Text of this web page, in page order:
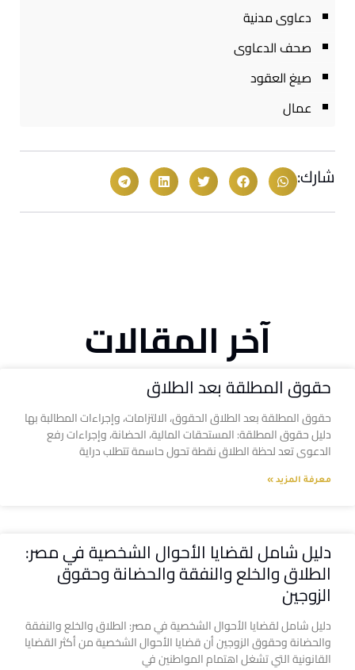
دعاوى مدنية
صحف الدعاوى
صيغ العقود
عمال
شارك:
آخر المقالات
حقوق المطلقة بعد الطلاق
حقوق المطلقة بعد الطلاق الحقوق، الالتزامات، وإجراءات المطالبة بها
دليل حقوق المطلقة: المستحقات المالية، الحضانة، وإجراءات رفع
الدعوى تعد لحظة الطلاق نقطة تحول حاسمة تتطلب دراية
معرفة المزيد »
دليل شامل لقضايا الأحوال الشخصية في مصر:
الطلاق والخلع والنفقة والحضانة وحقوق
الزوجين
دليل شامل لقضايا الأحوال الشخصية في مصر: الطلاق والخلع والنفقة
والحضانة وحقوق الزوجين أن قضايا الأحوال الشخصية من أكثر القضايا
القانونية التي تشغل اهتمام المواطنين في